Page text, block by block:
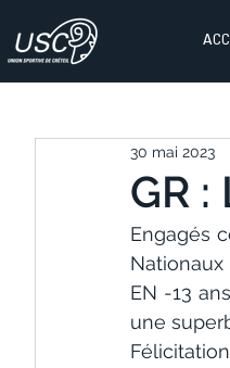
GR
30 mai 2023
Engagés
EN -13
une